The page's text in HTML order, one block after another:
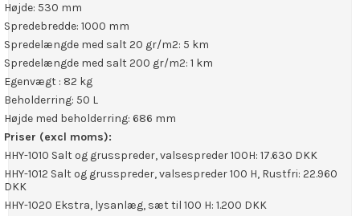
Højde: 530 mm
Spredebredde: 1000 mm
Spredelængde med salt 20 gr/m2: 5 km
Spredelængde med salt 200 gr/m2: 1 km
Egenvægt : 82 kg
Beholderring: 50 L
Højde med beholderring: 686 mm
Priser (excl moms):
HHY-1010 Salt og grusspreder, valsespreder 100H: 17.630 DKK
HHY-1012 Salt og grusspreder, valsespreder 100 H, Rustfri: 22.960
DKK
HHY-1020 Ekstra, lysanlæg, sæt til 100 H: 1.200 DKK